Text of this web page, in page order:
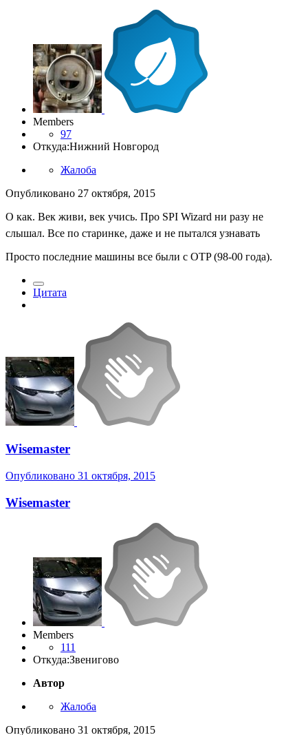
Members
97
Откуда:Нижний Новгород
Жалоба
Опубликовано 27 октября, 2015
О как. Век живи, век учись. Про SPI Wizard ни разу не
слышал. Все по старинке, даже и не пытался узнавать
Просто последние машины все были с OTP (98-00 года).
Цитата
Wisemaster
Опубликовано 31 октября, 2015
Wisemaster
Members
111
Откуда:Звенигово
Автор
Жалоба
Опубликовано 31 октября, 2015